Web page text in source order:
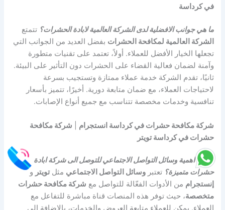
في كرداسة
ما هي جوانب الافضلية لدى الشركة العالمية لابادة الحشرات؟ تتمتع
الشركة العالمية لمكافحة الحشرات بفضل العديد من الجوانب التي
تجعلها الخيار الأفضل للعملاء. أولاً، تعتمد على تقنيات متطورة
وآمنة لضمان فعالية القضاء على الحشرات دون التأثير على البيئة.
ثانيًا، تقدم الشركة خدمة عملاء ممتازة وتستجيب بسرعة
لاحتياجات العملاء، مع ضمان متابعة دورية. أخيرًا، تتميز بأسعار
تنافسية وخدمات مخصصة تتناسب مع جميع أنواع الإصابات.
شركة مكافحة حشرات في كرداسة انستجرام
شركة مكافحة
حشرات في كرداسة تويتر
ما هي اهمية وسائل التواصل الاجتماعي للتوصل الى شركة ابادة
حشرات متميزة؟ تعتبروسائل التواصل الاجتماعي مثلتويتر و
إنستجرام من الأدوات الفعّالة للتواصل مع شركة مكافحة حشرات
متخصصة، حيث توفر هذه المنصات قناة مباشرة للتفاعل مع